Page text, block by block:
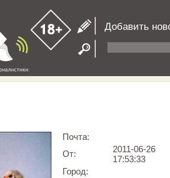
Добавить
Почта:
От:
2011-06-26
17:53:33
Город: